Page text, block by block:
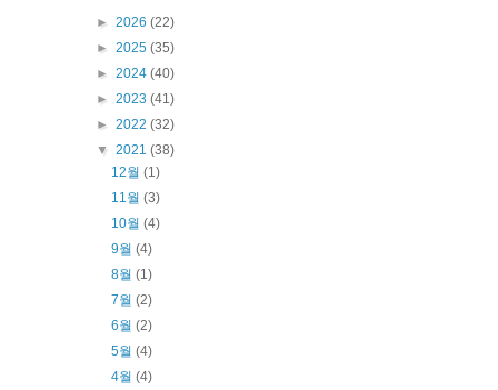
► 2026 (22)
► 2025 (35)
► 2024 (40)
► 2023 (41)
► 2022 (32)
▼ 2021 (38)
12월(1)
11월(3)
10월(4)
9월(4)
8월(1)
7월(2)
6월(2)
5월(4)
4월(4)